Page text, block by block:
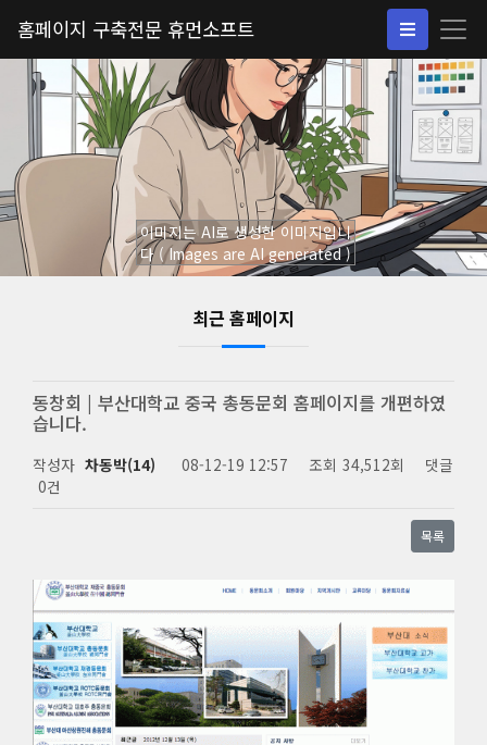
홈페이지 구축전문 휴먼소프트
이미지는 AI로 생성한 이미지입니
다 ( Images are AI generated )
최근 홈페이지
동창회 | 부산대학교 중국 총동문회 홈페이지를 개편하였
습니다.
작성자 차동박(14) 08-12-19 12:57 조회 34,512회
댓글
0건
목록